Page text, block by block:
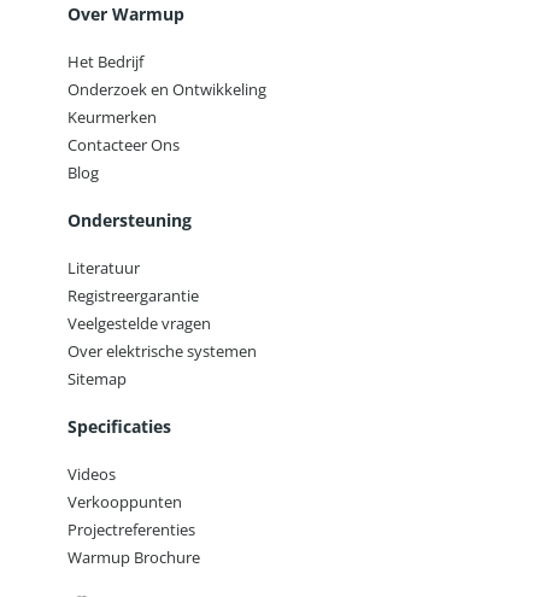
Over Warmup
Het Bedrijf
Onderzoek en Ontwikkeling
Keurmerken
Contacteer Ons
Blog
Ondersteuning
Literatuur
Registreergarantie
Veelgestelde vragen
Over elektrische systemen
Sitemap
Specificaties
Videos
Verkooppunten
Projectreferenties
Warmup Brochure